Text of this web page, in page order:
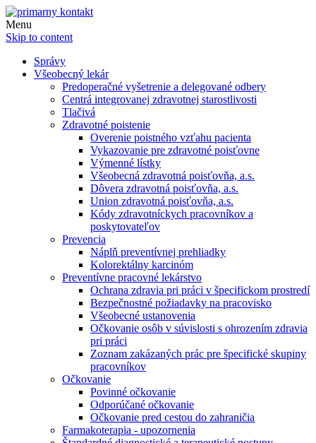
Menu
Skip to content
Správy
Všeobecný lekár
Predoperačné vyšetrenie a delegované odbery
Centrá integrovanej zdravotnej starostlivosti
Tlačivá
Zdravotné poistenie
Overenie poistného vzťahu pacienta
Vykazovanie pre zdravotné poisťovne
Výmenné lístky
Všeobecná zdravotná poisťovňa, a.s.
Dôvera zdravotná poisťovňa, a.s.
Union zdravotná poisťovňa, a.s.
Kódy zdravotníckych pracovníkov a
poskytovateľov
Prevencia
Náplň preventívnej prehliadky
Kolorektálny karcinóm
Preventívne pracovné lekárstvo
Ochrana zdravia pri práci v špecifickom prostredí
Bezpečnostné požiadavky na pracovisko
Všeobecné ustanovenia
Očkovanie osôb v súvislosti s ohrozením zdravia
pri práci
Zoznam zakázaných prác pre špecifické skupiny
pracovníkov
Očkovanie
Povinné očkovanie
Odporúčané očkovanie
Očkovanie pred cestou do zahraničia
Farmakoterapia - upozornenia